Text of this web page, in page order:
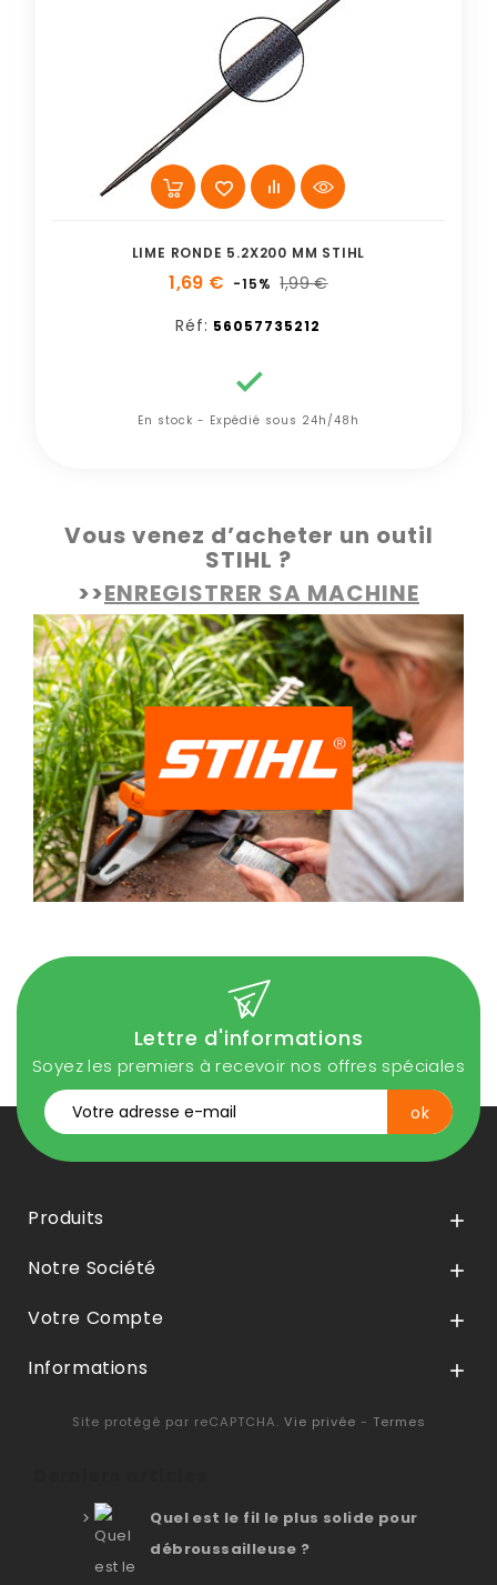
LIME RONDE 5.2X200 MM STIHL
1,69 € -15% 1,99 €
Réf: 56057735212

En stock - Expédié sous 24h/48h
Vous venez d’acheter un outil
STIHL ?
>>ENREGISTRER SA MACHINE
Lettre d'informations
Soyez les premiers à recevoir nos offres spéciales
Produits 
Notre Société 
Votre Compte 
Informations 
Site protégé par reCAPTCHA. Vie privée - Termes
Quel est le fil le plus solide pour
débroussailleuse ?